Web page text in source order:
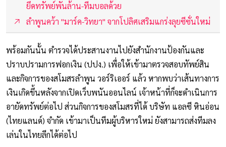
ยึดทรัพย์พันล้าน-ทีมบอลด้วย
ลำพูนคว้า "มาร์ค-วิทยา" จากโปลิศเสริมแกร่งลุยซีซั่นใหม่
พร้อมกันนั้น ตำรวจได้ประสานงานไปยังสำนักงานป้องกันและ
ปราบปรามการฟอกเงิน (ปปง.) เพื่อให้เข้ามาตรวจสอบทัพย์สิน
และกิจการของสโมสรลำพูน วอร์ริเออร์ แล้ว หากพบว่าเส้นทางการ
เงินเกิดขึ้นหลังจากเปิดเว็บพนันออนไลน์ เจ้าหน้าที่ก็จะดำเนินการ
อายัดทรัพย์ต่อไป ส่วนกิจการของสโมสรที่ได้ บริษัท แอลซี หินอ่อน
(ไทยแลนด์) จำกัด เข้ามาเป็นทีมผู้บริหารใหม่ ยังสามารถส่งทีมลง
เล่นในไทยลีกได้ต่อไป